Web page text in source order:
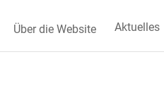
Über die Website Aktuelles